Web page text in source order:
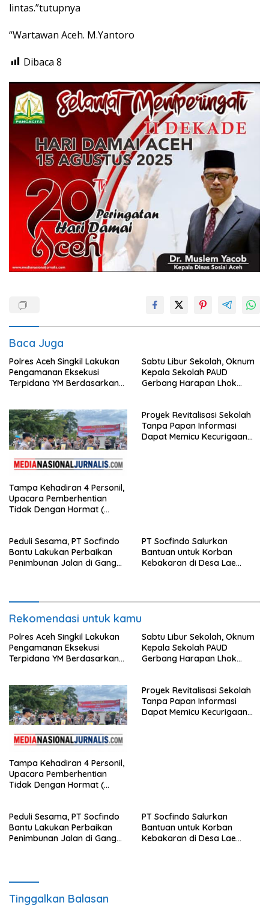
lintas.”tutupnya
“Wartawan Aceh. M.Yantoro
Dibaca 8
Baca Juga
Polres Aceh Singkil Lakukan
Pengamanan Eksekusi
Terpidana YM Berdasarkan
Sabtu Libur Sekolah, Oknum
Kepala Sekolah PAUD
Gerbang Harapan Lhok
Terhadap Wartawan Diminta
APH Lidik Anggaran
Tampa Kehadiran 4 Personil,
Upacara Pemberhentian
Tidak Dengan Hormat (
Proyek Revitalisasi Sekolah
Tanpa Papan Informasi
Dapat Memicu Kecurigaan
Peduli Sesama, PT Socfindo
Bantu Lakukan Perbaikan
Penimbunan Jalan di Gang
PT Socfindo Salurkan
Bantuan untuk Korban
Kebakaran di Desa Lae
Rekomendasi untuk kamu
Polres Aceh Singkil Lakukan
Pengamanan Eksekusi
Terpidana YM Berdasarkan
Sabtu Libur Sekolah, Oknum
Kepala Sekolah PAUD
Gerbang Harapan Lhok
Terhadap Wartawan Diminta
APH Lidik Anggaran
Tampa Kehadiran 4 Personil,
Upacara Pemberhentian
Tidak Dengan Hormat (
Proyek Revitalisasi Sekolah
Tanpa Papan Informasi
Dapat Memicu Kecurigaan
Peduli Sesama, PT Socfindo
Bantu Lakukan Perbaikan
Penimbunan Jalan di Gang
PT Socfindo Salurkan
Bantuan untuk Korban
Kebakaran di Desa Lae
Tinggalkan Balasan